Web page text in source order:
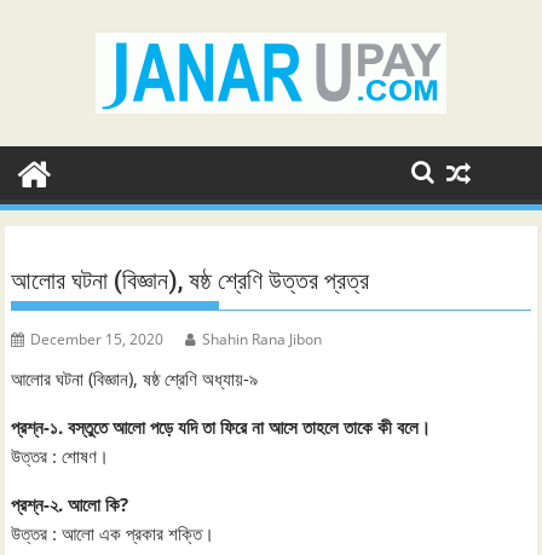
আলোর ঘটনা (বিজ্ঞান), ষষ্ঠ শ্রেণি উত্তর প্রত্র
December 15, 2020 Shahin Rana Jibon
আলোর ঘটনা (বিজ্ঞান), ষষ্ঠ শ্রেণি অধ্যায়-৯
প্রশ্ন-১. বস্তুতে আলো পড়ে যদি তা ফিরে না আসে তাহলে তাকে কী বলে।
উত্তর : শোষণ।
প্রশ্ন-২. আলো কি?
উত্তর : আলো এক প্রকার শক্তি।